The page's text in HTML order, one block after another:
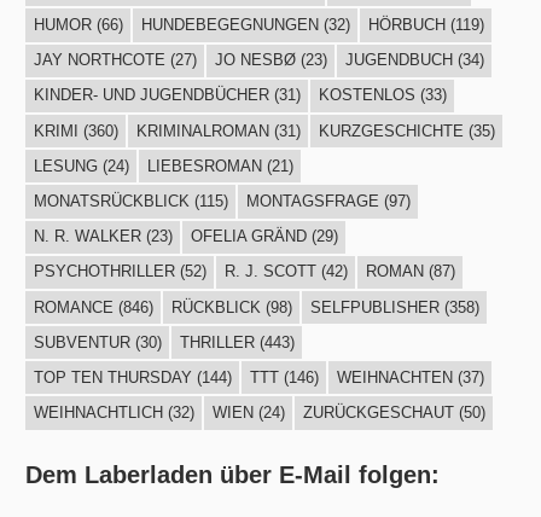
HUMOR(66) HUNDEBEGEGNUNGEN (32) HÖRBUCH (119)
JAY NORTHCOTE (27) JO NESBØ(23) JUGENDBUCH (34)
KINDER- UND JUGENDBÜCHER(31) KOSTENLOS (33)
KRIMI (360) KRIMINALROMAN(31) KURZGESCHICHTE (35)
LESUNG(24) LIEBESROMAN (21)
MONATSRÜCKBLICK (115) MONTAGSFRAGE (97)
N. R. WALKER(23) OFELIA GRÄND(29)
PSYCHOTHRILLER(52) R. J. SCOTT(42) ROMAN (87)
ROMANCE (846) RÜCKBLICK (98) SELFPUBLISHER(358)
SUBVENTUR(30) THRILLER(443)
TOP TEN THURSDAY (144) TTT(146) WEIHNACHTEN (37)
WEIHNACHTLICH (32) WIEN (24) ZURÜCKGESCHAUT(50)
Dem Laberladen über E-Mail folgen: